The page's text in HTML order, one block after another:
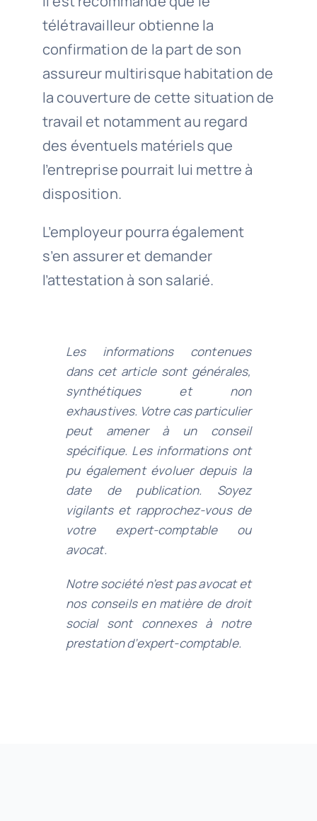
télétravailleur obtienne la
confirmation de la part de son
assureur multirisque habitation de
la couverture de cette situation de
travail et notamment au regard
des éventuels matériels que
l’entreprise pourrait lui mettre à
disposition.
L’employeur pourra également
s’en assurer et demander
l’attestation à son salarié.
Les informations contenues
dans cet article sont générales,
synthétiques et non
exhaustives. Votre cas particulier
peut amener à un conseil
spécifique. Les informations ont
pu également évoluer depuis la
date de publication. Soyez
vigilants et rapprochez-vous de
votre expert-comptable ou
avocat.
Notre société n’est pas avocat et
nos conseils en matière de droit
social sont connexes à notre
prestation d’expert-comptable.